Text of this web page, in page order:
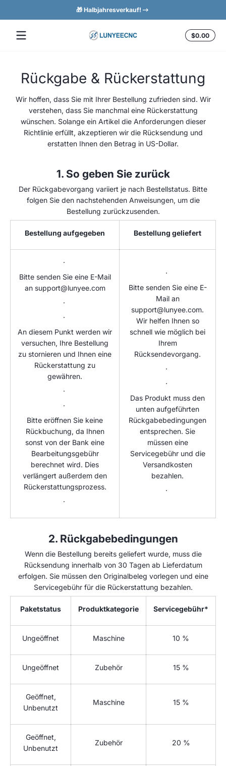
🎁 Halbjahresverkauf!
$0.00
Rückgabe & Rückerstattung
Wir hoffen, dass Sie mit Ihrer Bestellung zufrieden sind. Wir
verstehen, dass Sie manchmal eine Rückerstattung
wünschen. Solange ein Artikel die Anforderungen dieser
Richtlinie erfüllt, akzeptieren wir die Rücksendung und
erstatten Ihnen den Betrag in US-Dollar.
1. So geben Sie zurück
Der Rückgabevorgang variiert je nach Bestellstatus. Bitte
folgen Sie den nachstehenden Anweisungen, um die
Bestellung zurückzusenden.
Bestellung aufgegeben Bestellung geliefert
·
Bitte senden Sie eine E-Mail
an support@lunyee.com
·
·
An diesem Punkt werden wir
versuchen, Ihre Bestellung
zu stornieren und Ihnen eine
Rückerstattung zu
gewähren.
·
·
Bitte eröffnen Sie keine
Rückbuchung, da Ihnen
sonst von der Bank eine
Bearbeitungsgebühr
berechnet wird. Dies
verlängert außerdem den
Rückerstattungsprozess.
·
·
Bitte senden Sie eine E-
Mail an
support@lunyee.com.
Wir helfen Ihnen so
schnell wie möglich bei
Ihrem
Rücksendevorgang.
·
·
Das Produkt muss den
unten aufgeführten
Rückgabebedingungen
entsprechen. Sie
müssen eine
Servicegebühr und die
Versandkosten
bezahlen.
·
2. Rückgabebedingungen
Wenn die Bestellung bereits geliefert wurde, muss die
Rücksendung innerhalb von 30 Tagen ab Lieferdatum
erfolgen. Sie müssen den Originalbeleg vorlegen und eine
Servicegebühr für die Rückerstattung bezahlen.
Paketstatus Produktkategorie Servicegebühr*
Ungeöffnet Maschine 10 %
Ungeöffnet Zubehör 15 %
Geöffnet,
Unbenutzt
Maschine 15 %
Geöffnet,
Unbenutzt
Zubehör 20 %